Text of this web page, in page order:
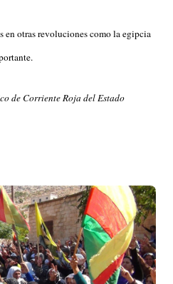
en otras revoluciones como la egipcia
de Corriente Roja del Estado